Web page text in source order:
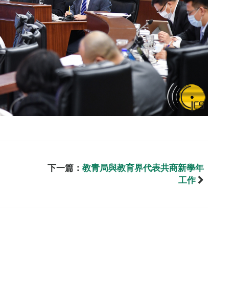
下一篇： 教青局與教育界代表共商新學年
工作